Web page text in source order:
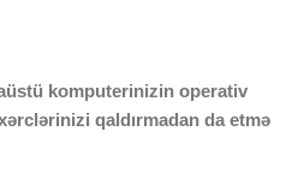
komputerinizin operativ
qaldırmadan da etmə